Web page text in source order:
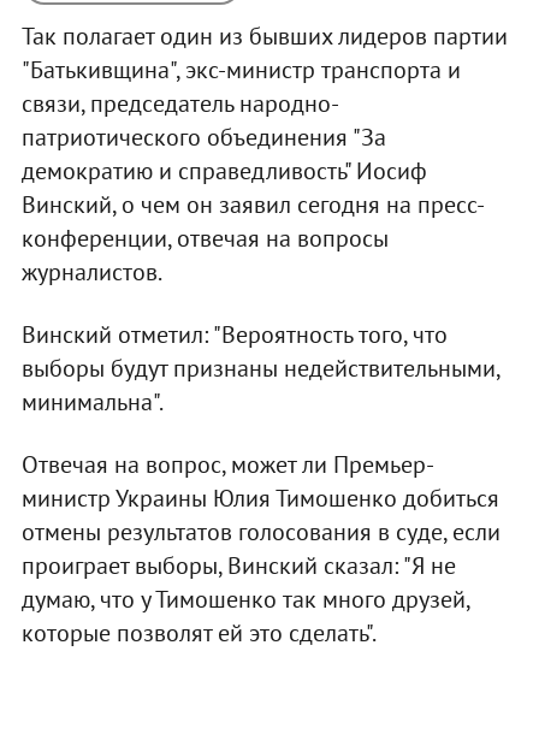
Так полагает один из бывших лидеров партии
"Батькивщина", экс-министр транспорта и
связи, председатель народно-
патриотического объединения "За
демократию и справедливость" Иосиф
Винский, о чем он заявил сегодня на пресс-
конференции, отвечая на вопросы
журналистов.
Винский отметил: "Вероятность того, что
выборы будут признаны недействительными,
минимальна".
Отвечая на вопрос, может ли Премьер-
министр Украины Юлия Тимошенко добиться
отмены результатов голосования в суде, если
проиграет выборы, Винский сказал: "Я не
думаю, что у Тимошенко так много друзей,
которые позволят ей это сделать".